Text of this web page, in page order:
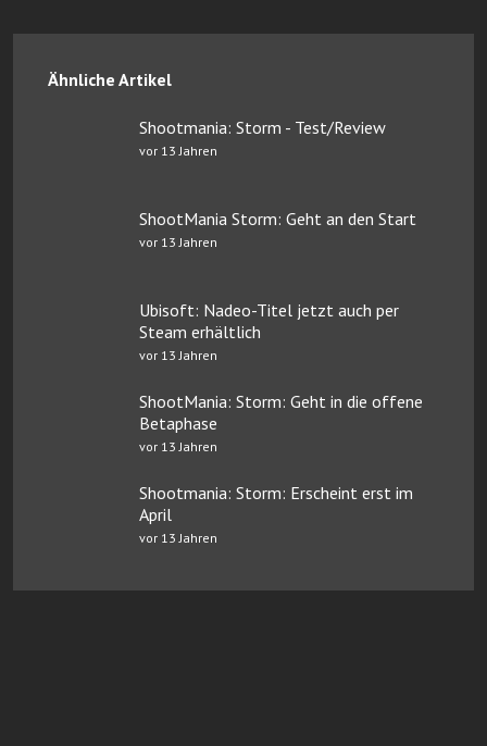
Ähnliche Artikel
Shootmania: Storm - Test/Review
vor 13 Jahren
ShootMania Storm: Geht an den Start
vor 13 Jahren
Ubisoft: Nadeo-Titel jetzt auch per
Steam erhältlich
vor 13 Jahren
ShootMania: Storm: Geht in die offene
Betaphase
vor 13 Jahren
Shootmania: Storm: Erscheint erst im
April
vor 13 Jahren